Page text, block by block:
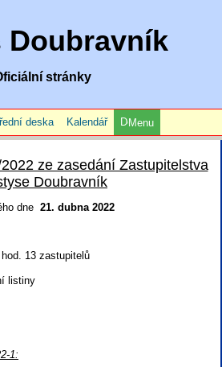
Doubravník
stránky
deska Kalendář Menu
ze zasedání Zastupitelstva
Doubravník
dne 21. dubna 2022
13 zastupitelů
listiny
1: